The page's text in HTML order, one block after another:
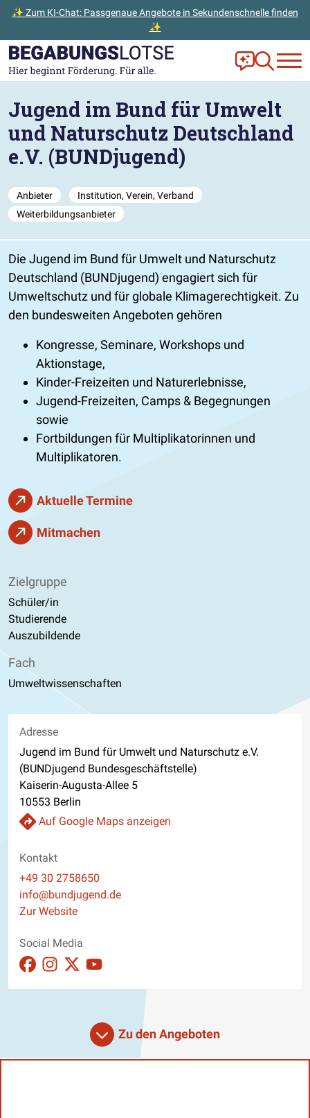
✨ Zum KI-Chat: Passgenaue Angebote in Sekundenschnelle finden
✨
Zum Hauptinhalt der Seite springen
Zur Startseite gehen Frag Ella!
Zur
Jugend im Bund für Umwelt
und Naturschutz Deutschland
e.V. (BUNDjugend)
Anbieter
Institution, Verein, Verband
Weiterbildungsanbieter
Die Jugend im Bund für Umwelt und Naturschutz
Deutschland (BUNDjugend) engagiert sich für
Umweltschutz und für globale Klimagerechtigkeit. Zu
den bundesweiten Angeboten gehören
Kongresse, Seminare, Workshops und
Aktionstage,
Kinder-Freizeiten und Naturerlebnisse,
Jugend-Freizeiten, Camps & Begegnungen
sowie
Fortbildungen für Multiplikatorinnen und
Multiplikatoren.
Aktuelle Termine
Mitmachen
Zielgruppe
Schüler/in
Studierende
Auszubildende
Fach
Umweltwissenschaften
Adresse
Jugend im Bund für Umwelt und Naturschutz e.V.
(BUNDjugend Bundesgeschäftstelle)
Kaiserin-Augusta-Allee 5
10553 Berlin
Auf Google Maps anzeigen
Kontakt
Telefon
+49 30 2758650
E-Mail
info@bundjugend.de
Website
Zur Website
Social Media
Auftritt auf Facebook ansehen
Auftritt auf Instagram ansehen
Auftritt auf X_twitter ansehen
Auftritt auf Youtube ansehen
Zu den Angeboten